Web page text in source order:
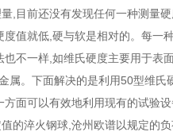
,目前还没有发现任何一种测量
值就低,硬与软是相对的。每一
不一样,如维氏硬度主要用于
属。下面解决的是利用50型维氏
面可以有效地利用现有的试验
的淬火钢球,沧州欧谱以规定的